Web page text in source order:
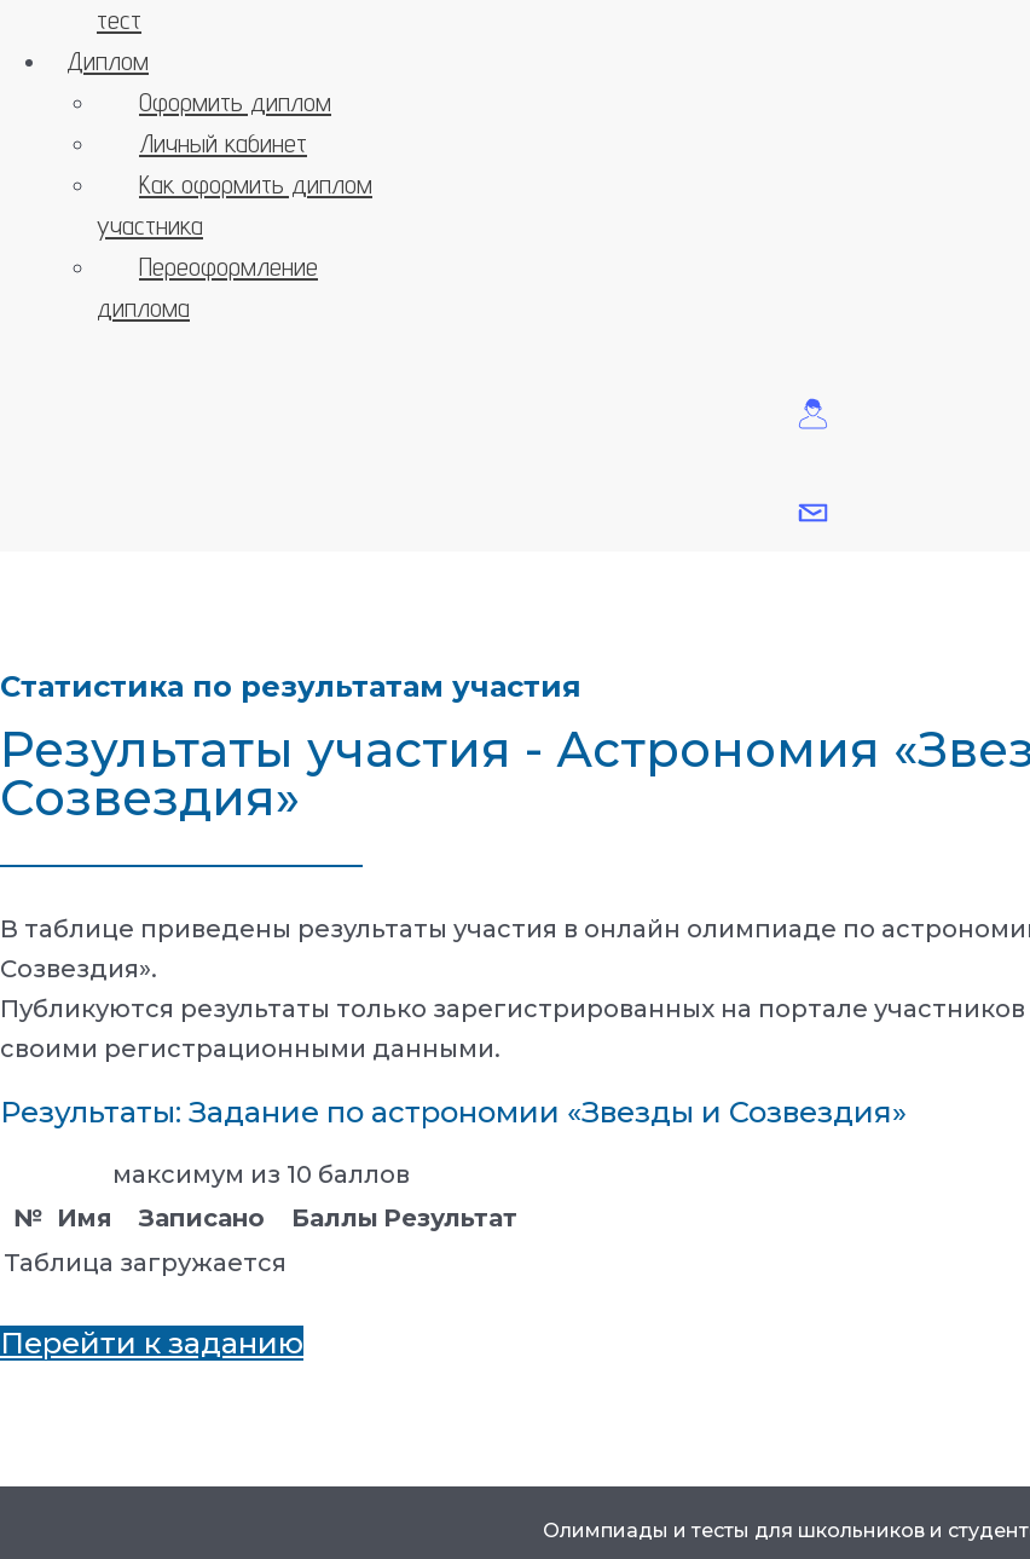
тест
Диплом
Оформить диплом
Личный кабинет
Как оформить диплом
участника
Переоформление
диплома
Статистика по результатам участия
Результаты участия - Астрономия
Созвездия»
В таблице приведены результаты участия в онлайн олимпиаде по
Созвездия».
Публикуются результаты только зарегистрированных на портале
своими регистрационными данными.
Результаты: Задание по астрономии «Звезды и Созвездия»
максимум из 10 баллов
№ Имя Записано Баллы Результат
Таблица загружается
Перейти к заданию
Олимпиады и тесты для школьников и